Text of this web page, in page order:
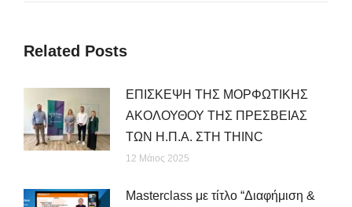
Related Posts
ΕΠΙΣΚΕΨΗ ΤΗΣ ΜΟΡΦΩΤΙΚΗΣ
ΑΚΟΛΟΥΘΟΥ ΤΗΣ ΠΡΕΣΒΕΙΑΣ
ΤΩΝ Η.Π.Α. ΣΤΗ THINC
12 Μάιος 2025
Μasterclass με τίτλο “Διαφήμιση &